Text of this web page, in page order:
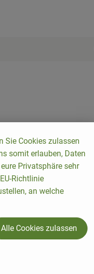
Sie Cookies zulassen
somit erlauben, Daten
Privatsphäre sehr
Richtlinie
an welche
Alle Cookies zulassen